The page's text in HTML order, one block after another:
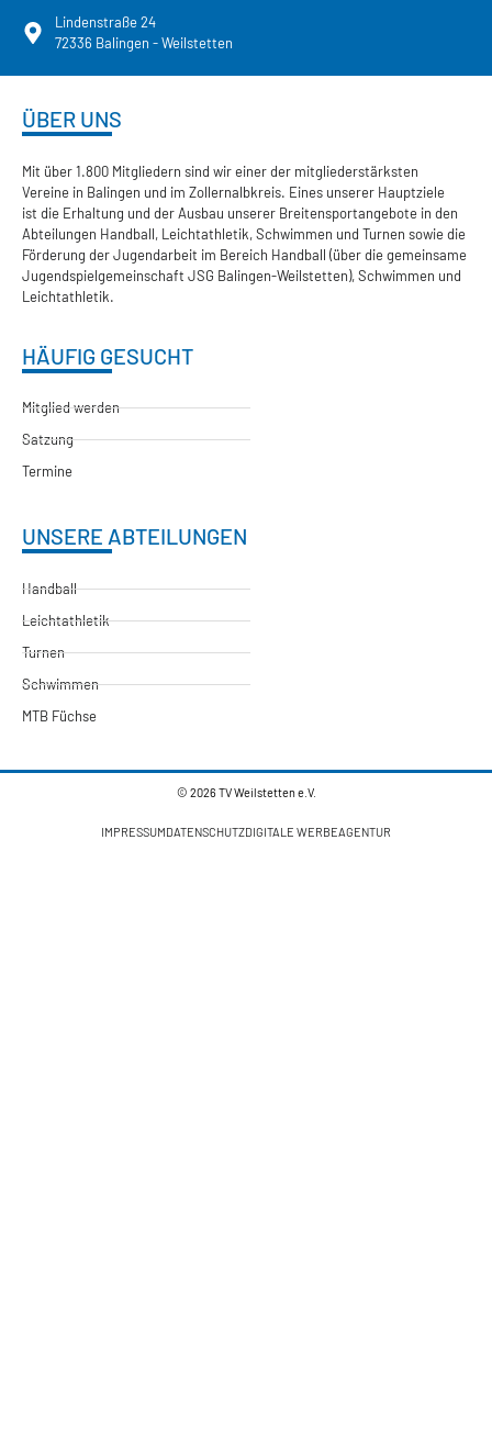
Lindenstraße 24
72336 Balingen - Weilstetten
ÜBER UNS
Mit über 1.800 Mitgliedern sind wir einer der mitgliederstärksten
Vereine in Balingen und im Zollernalbkreis. Eines unserer Hauptziele
ist die Erhaltung und der Ausbau unserer Breitensportangebote in den
Abteilungen Handball, Leichtathletik, Schwimmen und Turnen sowie die
Förderung der Jugendarbeit im Bereich Handball (über die gemeinsame
Jugendspielgemeinschaft JSG Balingen-Weilstetten), Schwimmen und
Leichtathletik.
HÄUFIG GESUCHT
Mitglied werden
Satzung
Termine
UNSERE ABTEILUNGEN
Handball
Leichtathletik
Turnen
Schwimmen
MTB Füchse
© 2026 TV Weilstetten e.V.
IMPRESSUMDATENSCHUTZDIGITALE WERBEAGENTUR